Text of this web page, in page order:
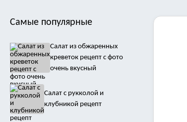
Самые популярные
Салат из обжаренных
креветок рецепт с фото
очень вкусный
Салат с рукколой и
клубникой рецепт